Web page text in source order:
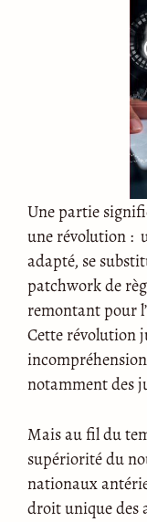
Une partie
une révolution :
adapté, se
patchwork de
remontant pour
Cette révolution
notamment des
Mais au fil du
supériorité du
nationaux
droit unique des